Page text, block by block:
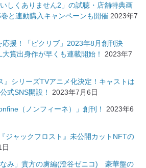
しくありません2」の試聴・店舗特典画
と連動購入キャンペーンも開催 2023年7
援！「ピクリブ」2023年8月創刊決
賞出身作が早くも連載開始！
2023年7
』シリーズTVアニメ化決定！キャストは
式SNS開設！
2023年7月6日
（ノンフィーネ）」創刊！
2023年6
ジャックフロスト』未公開カットNFTの
なみ」貴方の虜編(澄谷ゼニコ) 豪華盤の